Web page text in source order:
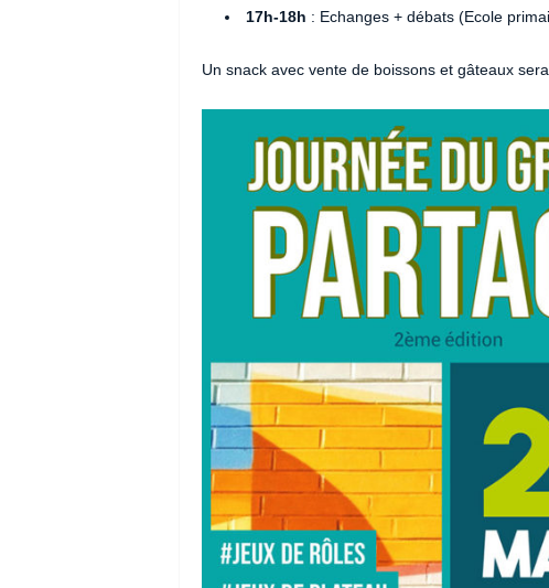
17h-18h : Echanges + débats (Ecole
Un snack avec vente de boissons et gâteaux